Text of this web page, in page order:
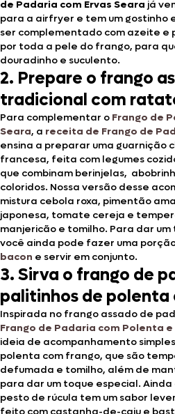
de Padaria com Ervas Seara já
para a airfryer e tem um gostinho
ser complementado com azeite e
por toda a pele do frango, para
douradinho e suculento.
2. Prepare o frango
tradicional com
Para complementar o Frango de
Seara, a receita de Frango de
ensina a preparar uma guarnição
francesa, feita com legumes
que combinam berinjelas,
coloridos. Nossa versão desse
mistura cebola roxa, pimentão
japonesa, tomate cereja e
manjericão e tomilho. Para dar
você ainda pode fazer uma
bacon e servir em conjunto.
3. Sirva o frango de
palitinhos de polenta
Inspirada no frango assado de
Frango de Padaria com Polenta
ideia de acompanhamento
polenta com frango, que são
defumada e tomilho, além de
para dar um toque especial.
pesto de rúcula tem um sabor